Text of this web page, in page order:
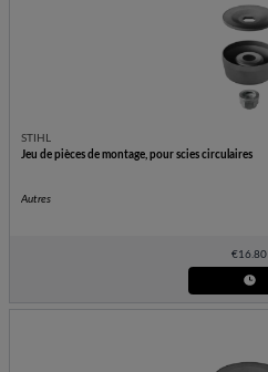
STIHL
Jeu de pièces de montage, pour scies circulaires
Autres
€16.80